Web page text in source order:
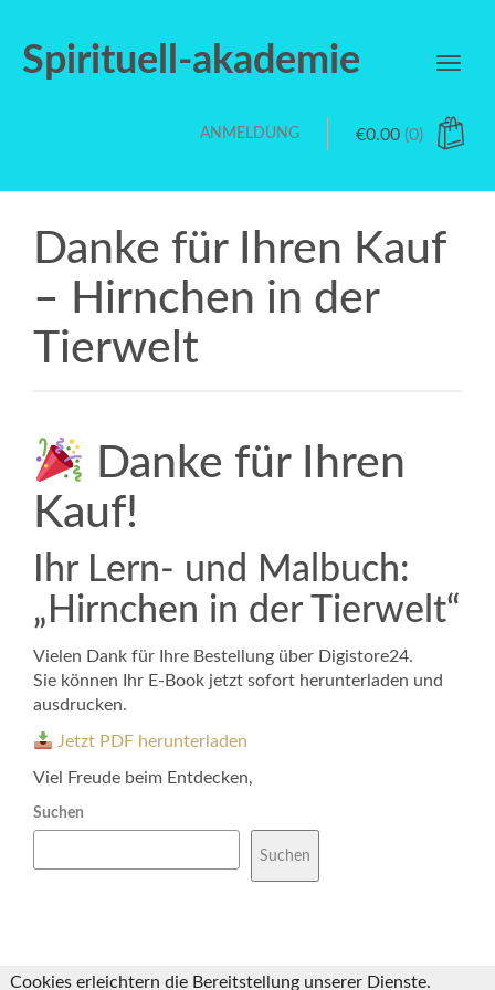
Spirituell-akademie
Toggle
€0.00 (0)
ANMELDUNG
Danke für Ihren Kauf
– Hirnchen in der
Tierwelt
Danke für Ihren
Kauf!
Ihr Lern- und Malbuch:
„Hirnchen in der Tierwelt“
Vielen Dank für Ihre Bestellung über Digistore24.
Sie können Ihr E-Book jetzt sofort herunterladen und
ausdrucken.
Jetzt PDF herunterladen
Viel Freude beim Entdecken,
Suchen
Suchen
Cookies erleichtern die Bereitstellung unserer Dienste.